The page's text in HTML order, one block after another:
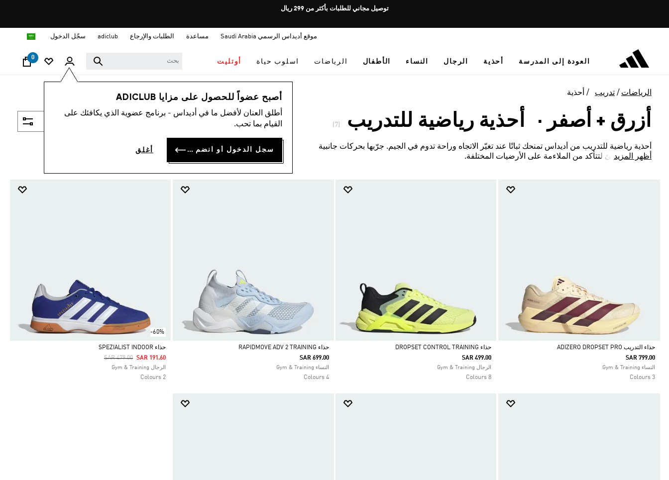
Pause
rotation
توصيل مجاني للطلبات بأكثر من 299 ريال
موقع أديداس الرسمي Saudi Arabia مساعدة الطلبات والإرجاع adiclub سجّل الدخول
العودة إلى المدرسة أحذية الرجال النساء الأطفال الرياضات اسلوب حياة أوتليت
0
أصبح عضواً للحصول على مزايا ADICLUB
أطلق العنان لأفضل ما في أديداس - برنامج عضوية الذي يكافئك على
القيام بما تحب.
سجل الدخول أو انضم الآن أغلق
الرياضات تدريب أحذية
أزرق + أصفر · أحذية رياضية للتدريب
أحذية رياضية للتدريب من أديداس تمنحك ثباتًا عند تغيّر الاتجاه وراحة تدوم في الجيم. جرّبها بحركات جانبية
وتوقف مفاجئ لتتأكد من الملاءمة على الأرضيات المختلفة.
أظهر المزيد
Selected
حذاء التدريب ADIZERO DROPSET PRO
SAR 799.00
النساء Gym & Training
3 Colours
Selected
حذاء DROPSET CONTROL TRAINING
SAR 499.00
الرجال Gym & Training
8 Colours
Selected
حذاء RAPIDMOVE ADV 2 TRAINING
SAR 699.00
النساء Gym & Training
4 Colours
-60%
Selected
حذاء SPEZIALIST INDOOR
Price Reduced From
SAR 479.00ToSAR 191.60
الرجال Gym & Training
2 Colours